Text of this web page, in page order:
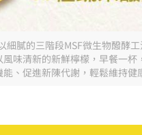
膩的三階段MSF微生物醱酵
味清新的新鮮檸檬，早餐一
能、促進新陳代謝，輕鬆維持健